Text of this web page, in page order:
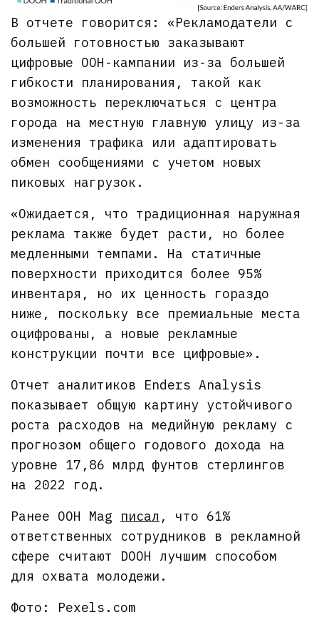
В отчете говорится: «Рекламодатели с
большей готовностью заказывают
цифровые OOH-кампании из-за большей
гибкости планирования, такой как
возможность переключаться с центра
города на местную главную улицу из-за
изменения трафика или адаптировать
обмен сообщениями с учетом новых
пиковых нагрузок.
«Ожидается, что традиционная наружная
реклама также будет расти, но более
медленными темпами. На статичные
поверхности приходится более 95%
инвентаря, но их ценность гораздо
ниже, поскольку все премиальные места
оцифрованы, а новые рекламные
конструкции почти все цифровые».
Отчет аналитиков Enders Analysis
показывает общую картину устойчивого
роста расходов на медийную рекламу с
прогнозом общего годового дохода на
уровне 17,86 млрд фунтов стерлингов
на 2022 год.
Ранее OOH Mag писал , что 61%
ответственных сотрудников в рекламной
сфере считают DOOH лучшим способом
для охвата молодежи.
Фото: Pexels.com